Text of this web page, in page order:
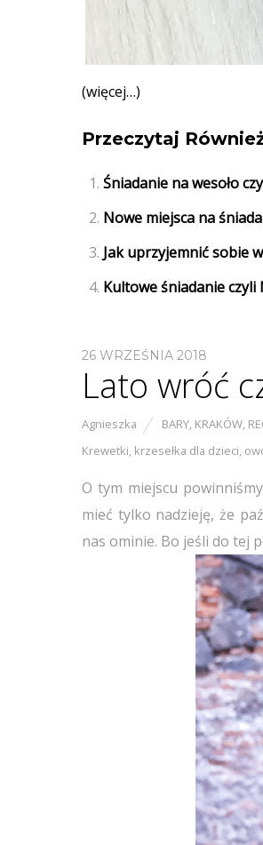
(więcej…)
Przeczytaj
Śniadanie na wesoło
Nowe miejsca na
Jak uprzyjemnić sobie
Kultowe śniadanie czyli
26 WRZEŚNIA 2018
Lato wróć
Agnieszka BARY, KRAKÓW,
Krewetki, krzesełka dla dzieci,
O tym miejscu
mieć tylko nadzieję, że
nas ominie. Bo jeśli do tej